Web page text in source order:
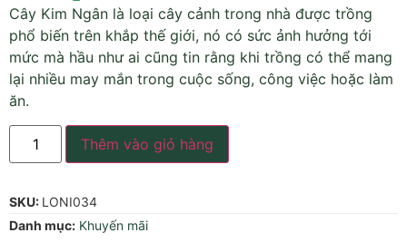
Cây Kim Ngân là loại cây cảnh trong nhà được trồng
phổ biến trên khắp thế giới, nó có sức ảnh hưởng tới
mức mà hầu như ai cũng tin rằng khi trồng có thể mang
lại nhiều may mắn trong cuộc sống, công việc hoặc làm
ăn.
Thêm vào giỏ hàng
SKU: LONI034
Danh mục: Khuyến mãi